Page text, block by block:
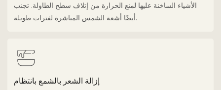
الأشياء الساخنة عليها لمنع الحرارة من إتلاف سطح الطاولة. تجنب
أيضًا أشعة الشمس المباشرة لفترات طويلة.
إزالة الشعر بالشمع بانتظام